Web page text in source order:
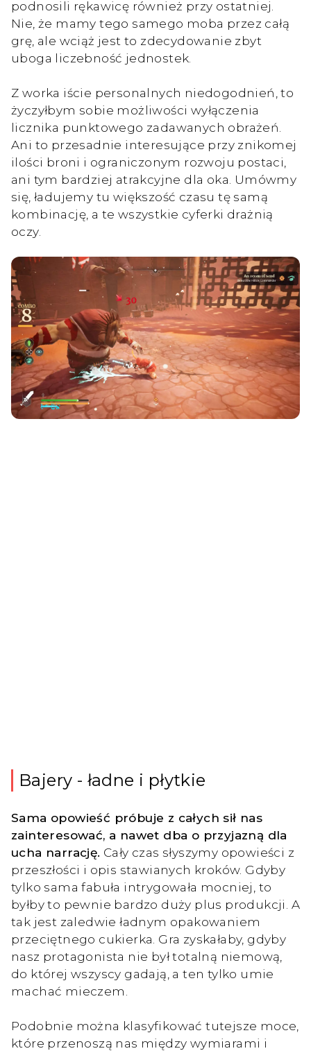
podnosili rękawicę również przy ostatniej.
Nie, że mamy tego samego moba przez całą
grę, ale wciąż jest to zdecydowanie zbyt
uboga liczebność jednostek.
Z worka iście personalnych niedogodnień, to
życzyłbym sobie możliwości wyłączenia
licznika punktowego zadawanych obrażeń.
Ani to przesadnie interesujące przy znikomej
ilości broni i ograniczonym rozwoju postaci,
ani tym bardziej atrakcyjne dla oka. Umówmy
się, ładujemy tu większość czasu tę samą
kombinację, a te wszystkie cyferki drażnią
oczy.
Bajery - ładne i płytkie
Sama opowieść próbuje z całych sił nas
zainteresować, a nawet dba o przyjazną dla
ucha narrację. Cały czas słyszymy opowieści z
przeszłości i opis stawianych kroków. Gdyby
tylko sama fabuła intrygowała mocniej, to
byłby to pewnie bardzo duży plus produkcji. A
tak jest zaledwie ładnym opakowaniem
przeciętnego cukierka. Gra zyskałaby, gdyby
nasz protagonista nie był totalną niemową,
do której wszyscy gadają, a ten tylko umie
machać mieczem.
Podobnie można klasyfikować tutejsze moce,
które przenoszą nas między wymiarami i